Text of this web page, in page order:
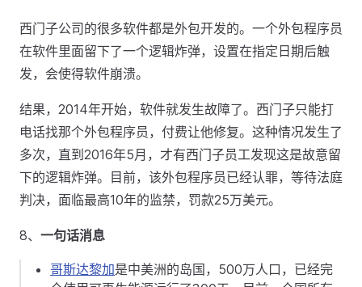
西门子公司的很多软件都是外包开发的。一个外包程序员
在软件里面留下了一个逻辑炸弹，设置在指定日期后触
发，会使得软件崩溃。
结果，2014年开始，软件就发生故障了。西门子只能打
电话找那个外包程序员，付费让他修复。这种情况发生了
多次，直到2016年5月，才有西门子员工发现这是故意留
下的逻辑炸弹。目前，该外包程序员已经认罪，等待法庭
判决，面临最高10年的监禁，罚款25万美元。
8、 一句话消息
哥斯达黎加是中美洲的岛国，500万人口，已经完